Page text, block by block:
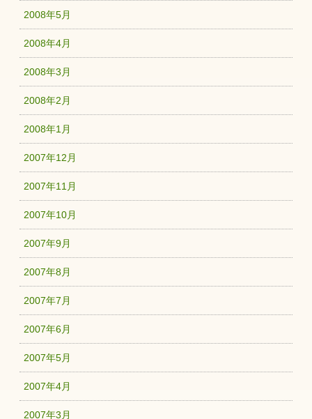
2008年5月
2008年4月
2008年3月
2008年2月
2008年1月
2007年12月
2007年11月
2007年10月
2007年9月
2007年8月
2007年7月
2007年6月
2007年5月
2007年4月
2007年3月